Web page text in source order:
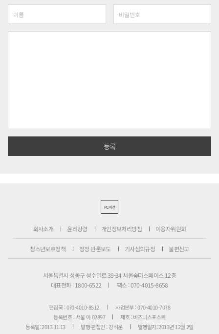
PC버전
회사소개 윤리강령 개인정보처리방침 이용자위원회
청소년보호정책 정정·반론보도 기사심의규정 불편신고
서울특별시 성동구 성수일로 39-34 서울숲더스페이스 12층
대표전화 : 1800-6522
팩스 : 070-4015-8658
편집국 : 070-4010-8512
사업본부 : 070-4010-7078
등록번호 : 서울 아 02897
제호 : 비즈니스포스트
등록일: 2013.11.13
발행·편집인 : 강석운
발행일자: 2013년 12월 2일